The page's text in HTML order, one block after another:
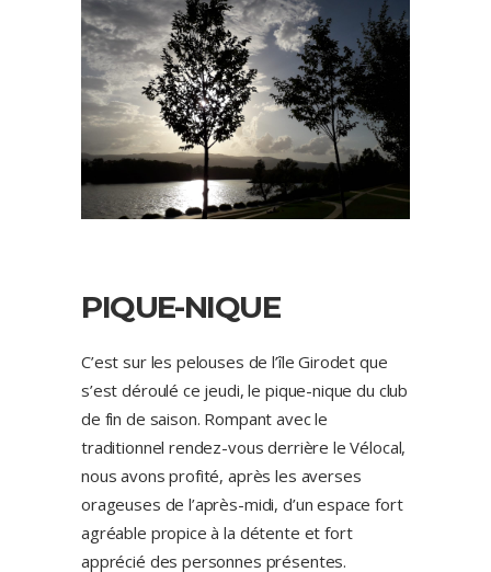
PIQUE-NIQUE
C’est sur les pelouses de l’île Girodet que
s’est déroulé ce jeudi, le pique-nique du club
de fin de saison. Rompant avec le
traditionnel rendez-vous derrière le Vélocal,
nous avons profité, après les averses
orageuses de l’après-midi, d’un espace fort
agréable propice à la détente et fort
apprécié des personnes présentes.